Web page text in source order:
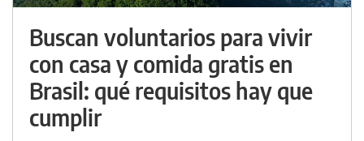
Buscan voluntarios para vivir
con casa y comida gratis en
Brasil: qué requisitos hay que
cumplir